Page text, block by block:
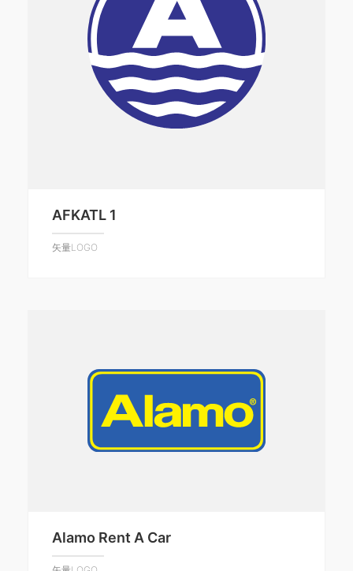
AFKATL 1
矢量LOGO
Alamo Rent A Car